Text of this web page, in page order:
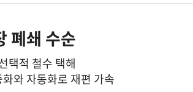
폐쇄 수순
택적 철수 택해
와 자동화로 재편 가속